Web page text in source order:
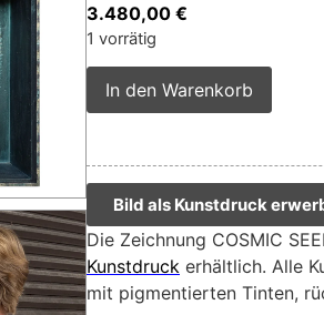
3.480,00 €
1 vorrätig
In den Warenkorb
Bild als Kunstdruck
Die Zeichnung COSMIC
Kunstdruck erhältlich. Alle
mit pigmentierten Tinten,